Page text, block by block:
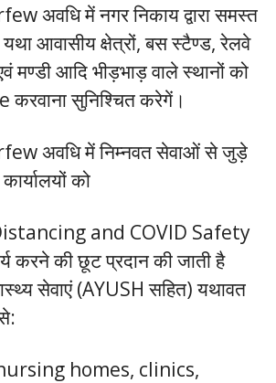
अवधि में नगर निकाय द्वारा समस्त
आवासीय क्षेत्रों, बस स्टैण्ड, रेलवे
मण्डी आदि भीड़भाड़ वाले स्थानों को
करवाना सुनिश्चित करेगें।
अवधि में निम्नवत सेवाओं से जुड़े
को
and COVID Safety
करने की छूट प्रदान की जाती है
सेवाएं (AYUSH सहित) यथावत
homes, clinics,